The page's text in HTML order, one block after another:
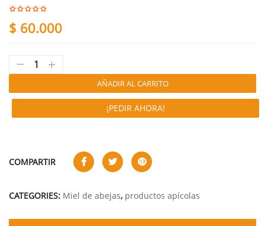
$ 60.000
AÑADIR AL CARRITO
¡PEDIR AHORA!
COMPARTIR
CATEGORIES: Miel de abejas, productos apícolas